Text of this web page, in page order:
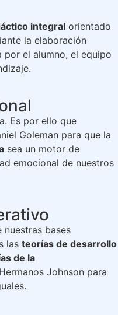
integral orientado
la elaboración
el alumno, el equipo
Es por ello que
Goleman para que la
sea un motor de
emocional de nuestros
nuestras bases
las teorías de desarrollo
de la
Johnson para